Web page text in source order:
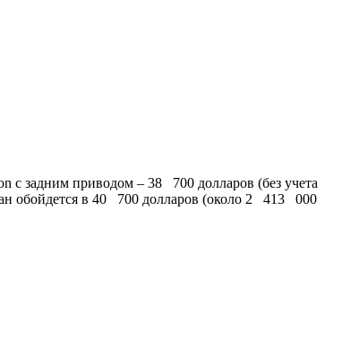
задним приводом – 38 700 долларов (без учета
обойдется в 40 700 долларов (около 2 413 000